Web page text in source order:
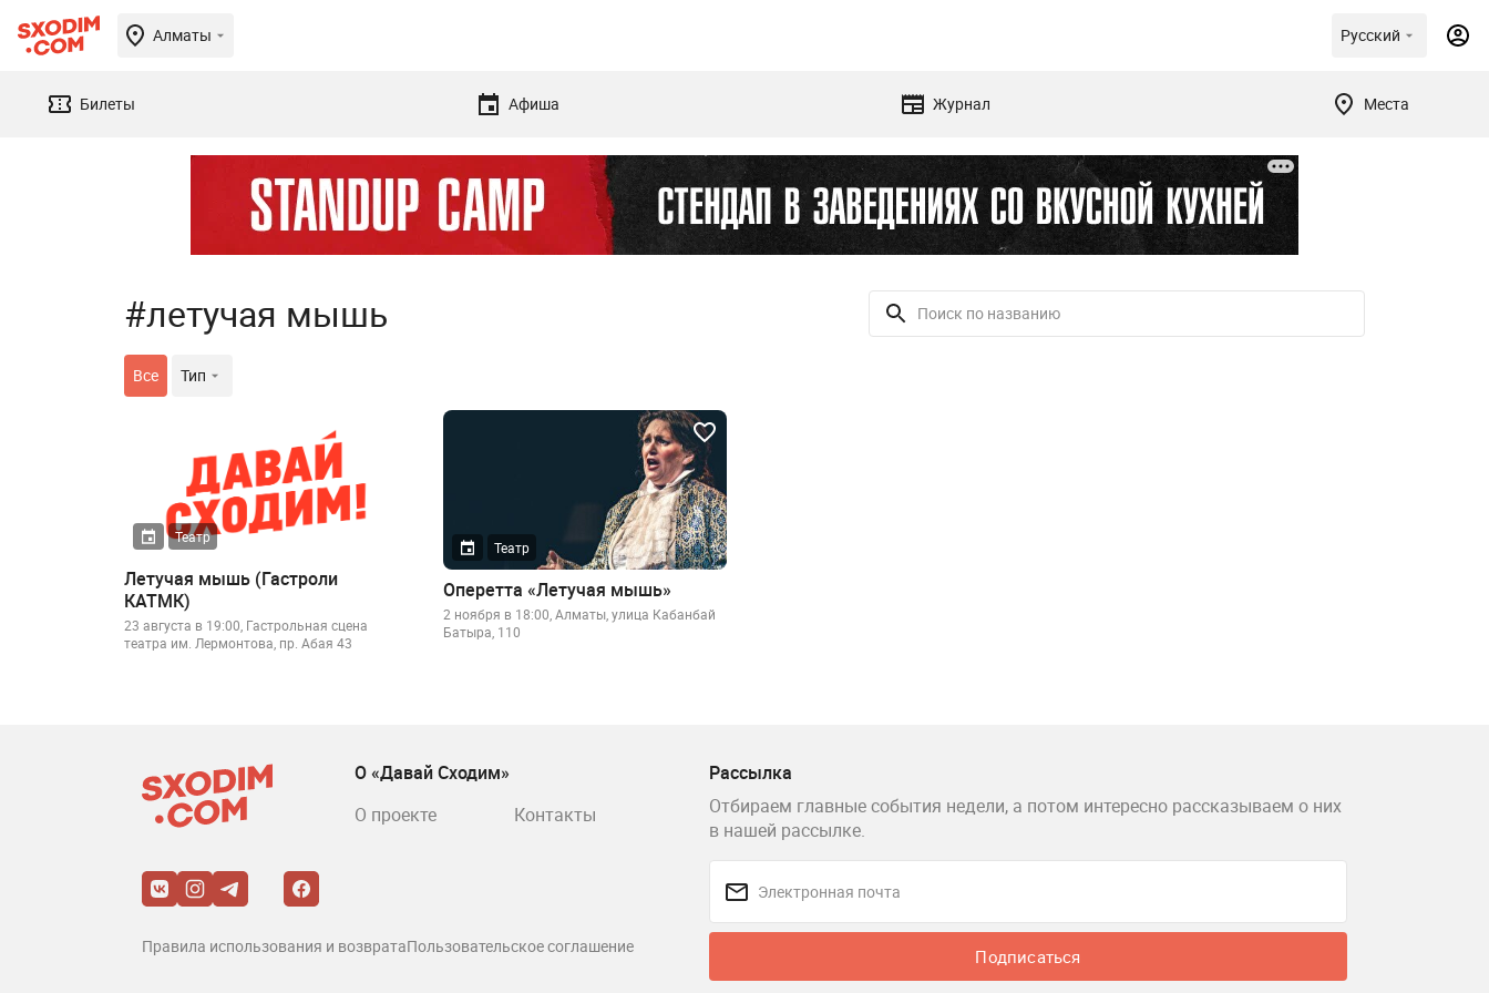
Алматы Русский
Билеты Афиша Журнал Места
#летучая мышь
Все Тип
Театр
Летучая мышь (Гастроли
КАТМК)
23 августа в 19:00, Гастрольная сцена
театра им. Лермонтова, пр. Абая 43
Театр
Оперетта «Летучая мышь»
2 ноября в 18:00, Алматы, улица Кабанбай
Батыра, 110
Рассылка
Отбираем главные события недели, а потом интересно рассказываем о них
в нашей рассылке.
Подписаться
О «Давай Сходим»
О проекте
Контакты
Правила использования и возвратаПользовательское соглашение